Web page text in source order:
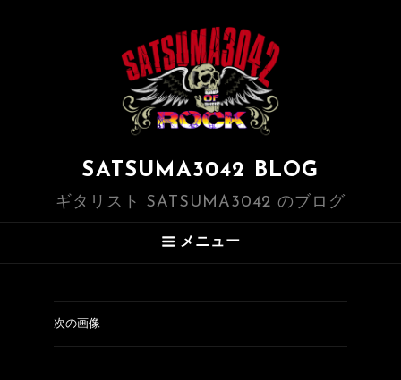
SATSUMA3042 BLOG
ギタリスト SATSUMA3042 のブログ
メニュー
次の画像